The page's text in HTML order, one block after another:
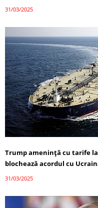
31/03/2025
Trump amenință cu tarife
blochează acordul cu
31/03/2025